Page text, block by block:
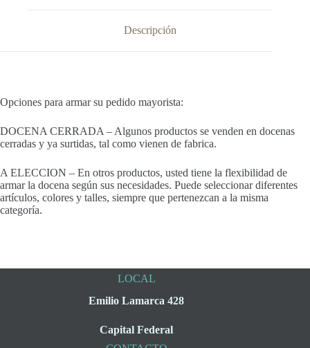
Descripción
Opciones para armar su pedido mayorista:
DOCENA CERRADA – Algunos productos se venden en docenas
cerradas y ya surtidas, tal como vienen de fabrica.
A ELECCION – En otros productos, usted tiene la flexibilidad de
armar la docena según sus necesidades. Puede seleccionar diferentes
artículos, colores y talles, siempre que pertenezcan a la misma
categoría.
LOCAL
Emilio Lamarca 428
Capital Federal